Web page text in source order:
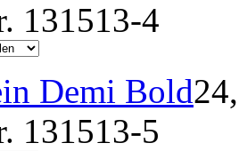
131513-4
Demi Bold
131513-5